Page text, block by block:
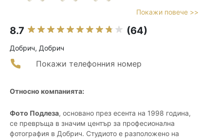
Покажи повече >>
8.7 (64)
Добрич, Добрич
Покажи телефонния номер
Относно компанията:
Фото Подлеза, основано през есента на 1998 година,
се превръща в значим център за професионална
фотография в Добрич. Студиото е разположено на